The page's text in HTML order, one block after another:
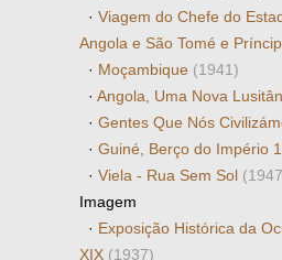
· Viagem do Chefe do
Angola e São Tomé e
· Moçambique (1941)
· Angola, Uma Nova
· Gentes Que Nós
· Guiné, Berço do Império
· Viela - Rua Sem Sol
Imagem
· Exposição Histórica da
XIX (1937)